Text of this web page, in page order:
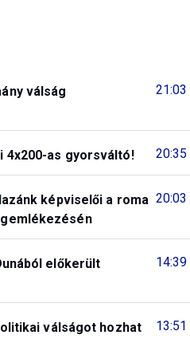
21:03
válság
20:35
4x200-as gyorsváltó!
20:03
képviselői a roma
14:39
előkerült
13:51
válságot hozhat